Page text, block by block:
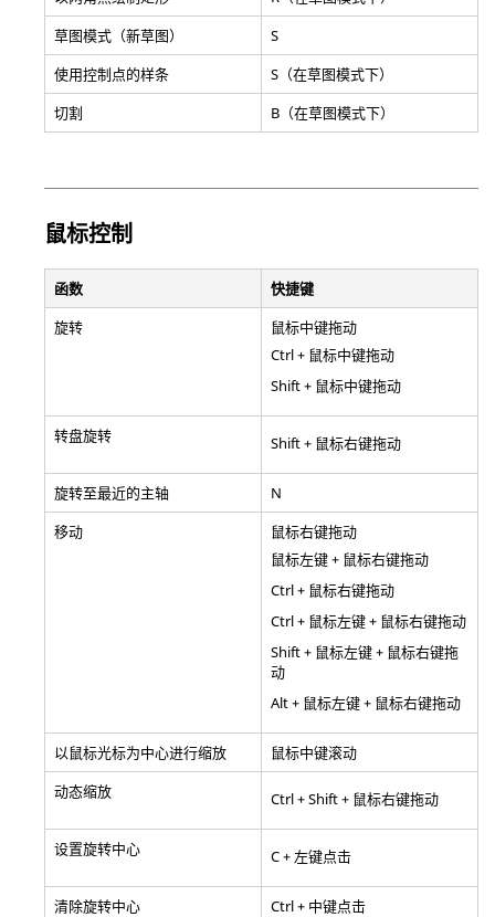
草图模式（新草图）
S
使用控制点的样条
S（在草图模式下）
切割
B（在草图模式下）
鼠标控制
函数
快捷键
旋转
鼠标中键拖动
Ctrl + 鼠标中键拖动
Shift + 鼠标中键拖动
转盘旋转 Shift + 鼠标右键拖动
旋转至最近的主轴
N
移动
鼠标右键拖动
鼠标左键 + 鼠标右键拖动
Ctrl + 鼠标右键拖动
Ctrl + 鼠标左键 + 鼠标右键拖动
Shift + 鼠标左键 + 鼠标右键拖
动
Alt + 鼠标左键 + 鼠标右键拖动
以鼠标光标为中心进行缩放
鼠标中键滚动
动态缩放
Ctrl + Shift + 鼠标右键拖动
设置旋转中心 C + 左键点击
清除旋转中心 Ctrl + 中键点击